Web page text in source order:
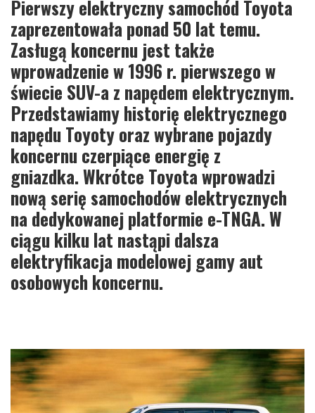
Pierwszy elektryczny samochód Toyota
zaprezentowała ponad 50 lat temu.
Zasługą koncernu jest także
wprowadzenie w 1996 r. pierwszego w
świecie SUV-a z napędem elektrycznym.
Przedstawiamy historię elektrycznego
napędu Toyoty oraz wybrane pojazdy
koncernu czerpiące energię z
gniazdka. Wkrótce Toyota wprowadzi
nową serię samochodów elektrycznych
na dedykowanej platformie e-TNGA. W
ciągu kilku lat nastąpi dalsza
elektryfikacja modelowej gamy aut
osobowych koncernu.